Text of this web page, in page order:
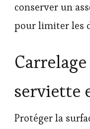
conserver un
pour limiter les
serviette
Protéger la